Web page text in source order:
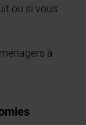
ou si vous
à